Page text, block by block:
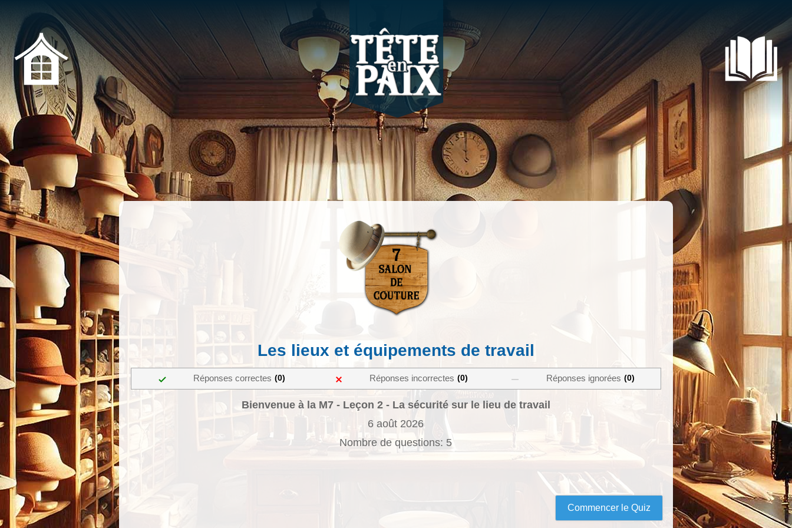
Les lieux et équipements de travail
Réponses correctes 0 Réponses incorrectes 0 Réponses ignorées 0
Bienvenue à la M7 - Leçon 2 - La sécurité sur le lieu de travail
6 août 2026
Nombre de questions: 5
Commencer le Quiz